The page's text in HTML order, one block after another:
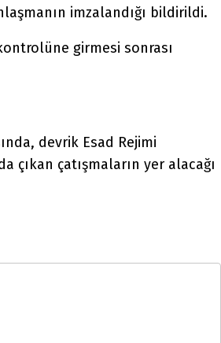
imzalandığı bildirildi.
girmesi sonrası
devrik Esad Rejimi
çatışmaların yer alacağı